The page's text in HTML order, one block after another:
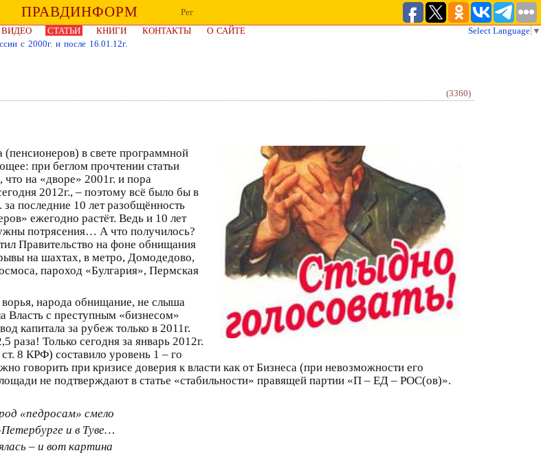
ПРАВДИНФОРМ
Рег
ВИДЕО СТАТЬИ КНИГИ КОНТАКТЫ О САЙТЕ Select Language ▼
с 2000г. и после 16.01.12г.
(3360)
в свете программной
при беглом прочтении статьи
что на «дворе» 2001г. и пора
2012г., – поэтому всё было бы в
за последние 10 лет разобщённость
ежегодно растёт. Ведь и 10 лет
потрясения… А что получилось?
Правительство на фоне обнищания
на шахтах, в метро, Домодедово,
пароход «Булгария», Пермская
народа обнищание, не слыша
Власть с преступным «бизнесом»
капитала за рубеж только в 2011г.
раза! Только сегодня за январь 2012г.
8 КРФ) составило уровень 1 – го
говорить при кризисе доверия к власти как от Бизнеса (при невозможности его
не подтверждают в статье «стабильности» правящей партии «П – ЕД – РОС(ов)».
«педросам» смело
и в Туве…
– и вот картина